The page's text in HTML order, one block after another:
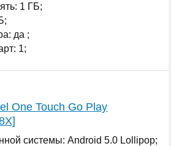
1 ГБ;
да ;
1;
One Touch Go Play
системы: Android 5.0 Lollipop;